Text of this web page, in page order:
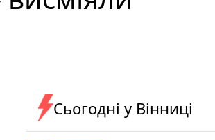
Сьогодні у Вінниці